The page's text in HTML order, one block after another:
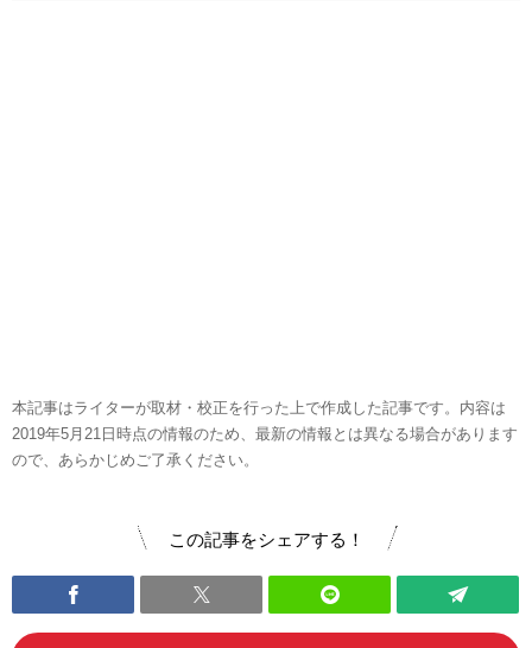
本記事はライターが取材・校正を行った上で作成した記事です。内容は
2019年5月21日時点の情報のため、最新の情報とは異なる場合があります
ので、あらかじめご了承ください。
この記事をシェアする！